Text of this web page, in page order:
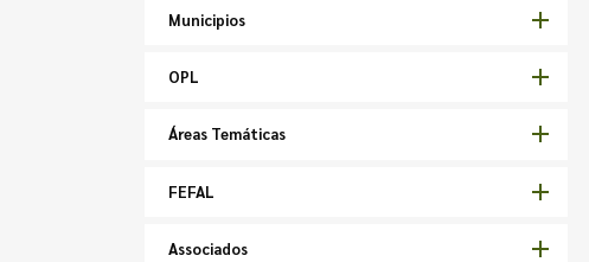
Municipios
OPL
Áreas Temáticas
FEFAL
Associados